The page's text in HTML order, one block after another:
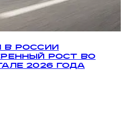
В РОССИИ
РОСТ ВО
2026 ГОДА